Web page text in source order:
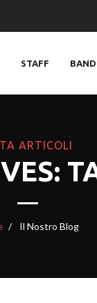
STAFF
ARTICOLI
Il Nostro Blog